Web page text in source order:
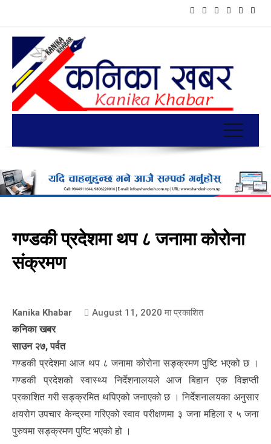
गण्डकी प्रदेशमा थप ८ जनामा कोरोना
संक्रमण
Kanika Khabar August 11, 2020 मा प्रकाशित
कनिका खबर
साउन २७, पर्वत
गण्डकी प्रदेशमा आज थप ८ जनामा कोरोना सङ्क्रमण पुष्टि भएको छ ।
गण्डकी प्रदेशको स्वास्थ्य निर्देशनालयले आज बिहान एक विज्ञप्ती
प्रकाशित गरी सङ्क्रमित थपिएको जनाएको छ । निर्देशनालयका अनुसार
क्षयरोग उपचार केन्द्रमा गरिएको स्वाव परीक्षणमा ३ जना महिला र ५ जना
पुरुषमा सङ्क्रमण पुष्टि भएको हो ।